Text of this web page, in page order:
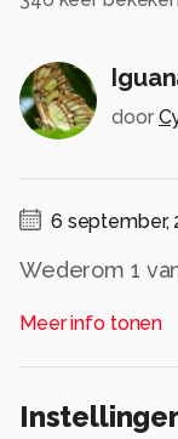
door
6 september,
Wederom 1
naast mij zitten
Meer info tonen